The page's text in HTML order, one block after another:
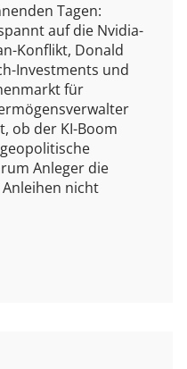
Tagen:
auf die Nvidia-
Konflikt, Donald
Investments und
für
ob der KI-Boom
Anleger die
nicht